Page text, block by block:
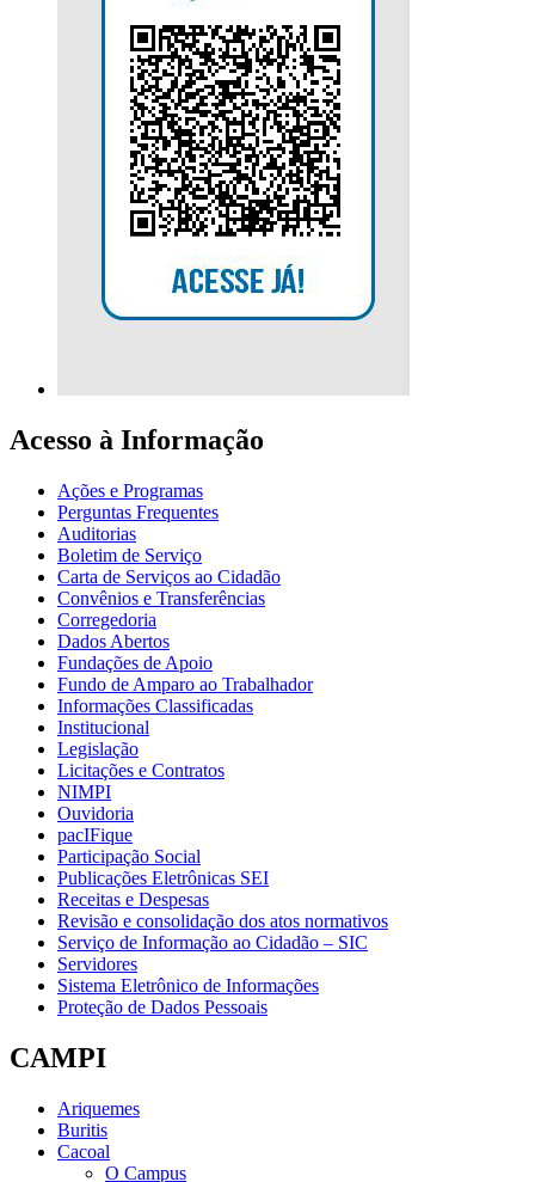
Acesso à Informação
Ações e Programas
Perguntas Frequentes
Auditorias
Boletim de Serviço
Carta de Serviços ao Cidadão
Convênios e Transferências
Corregedoria
Dados Abertos
Fundações de Apoio
Fundo de Amparo ao Trabalhador
Informações Classificadas
Institucional
Legislação
Licitações e Contratos
NIMPI
Ouvidoria
pacIFique
Participação Social
Publicações Eletrônicas SEI
Receitas e Despesas
Revisão e consolidação dos atos normativos
Serviço de Informação ao Cidadão – SIC
Servidores
Sistema Eletrônico de Informações
Proteção de Dados Pessoais
CAMPI
Ariquemes
Buritis
Cacoal
O Campus